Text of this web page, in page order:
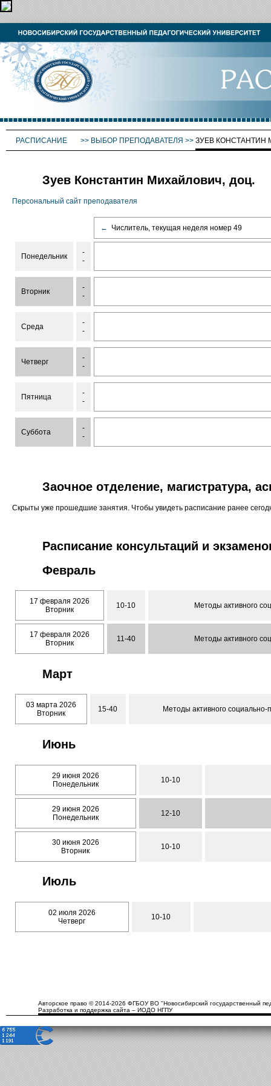
РАСПИСАНИЕ >> ВЫБОР ПРЕПОДАВАТЕЛЯ >> ЗУЕВ КОНСТАНТИН
Зуев Константин Михайлович, доц.
Персональный сайт преподавателя
← Числитель, текущая неделя номер 49
Понедельник
-
-
Вторник
-
-
Среда
-
-
Четверг
-
-
Пятница
-
-
Суббота
-
-
Заочное отделение, магистратура,
Скрыты уже прошедшие занятия. Чтобы увидеть расписание ранее
Расписание консультаций и
Февраль
17 февраля 2026
Вторник
10-10 Методы активного
17 февраля 2026
Вторник
11-40 Методы активного
Март
03 марта 2026
Вторник
15-40 Методы активного социально-
Июнь
29 июня 2026
Понедельник
10-10
29 июня 2026
Понедельник
12-10
30 июня 2026
Вторник
10-10
Июль
02 июля 2026
Четверг
10-10
Авторское право © 2014-2026 ФГБОУ ВО "Новосибирский государственный
Разработка и поддержка сайта – ИОДО НГПУ